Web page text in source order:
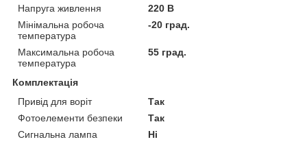
Напруга живлення
220 В
Мінімальна робоча
температура
-20 град.
Максимальна робоча
температура
55 град.
Комплектація
Привід для воріт
Так
Фотоелементи безпеки
Так
Сигнальна лампа
Ні